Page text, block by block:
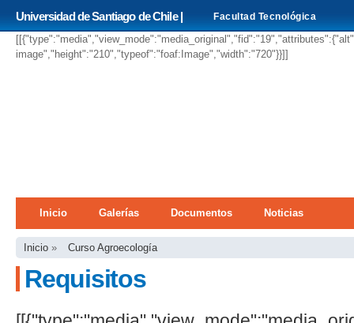
Universidad de Santiago de Chile | Facultad Tecnológica
image","height":"210","typeof":"foaf:Image","width":"720"}}]]
Menú principal
Inicio Galerías Documentos Noticias
Se encuentra usted aquí
Inicio » Curso Agroecología
Requisitos